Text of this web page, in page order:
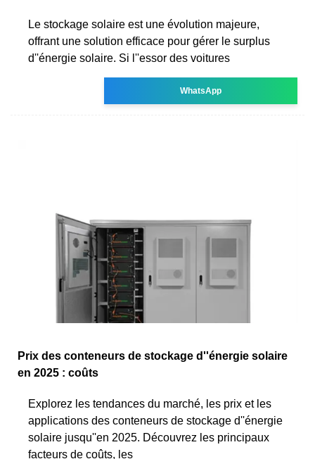
Le stockage solaire est une évolution majeure,
offrant une solution efficace pour gérer le surplus
d''énergie solaire. Si l''essor des voitures
WhatsApp
Prix des conteneurs de stockage d''énergie solaire
en 2025 : coûts
Explorez les tendances du marché, les prix et les
applications des conteneurs de stockage d''énergie
solaire jusqu''en 2025. Découvrez les principaux
facteurs de coûts, les